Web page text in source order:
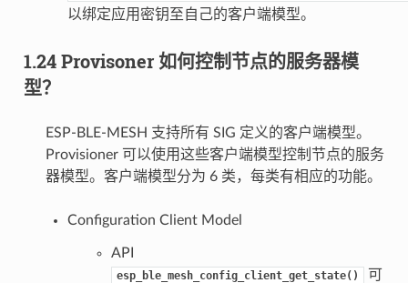
以绑定应用密钥至自己的客户端模型。
1.24 Provisoner 如何控制节点的服务器模
型？
ESP-BLE-MESH 支持所有 SIG 定义的客户端模型。
Provisioner 可以使用这些客户端模型控制节点的服务
器模型。客户端模型分为 6 类，每类有相应的功能。
Configuration Client Model
API
esp_ble_mesh_config_client_get_state()
可